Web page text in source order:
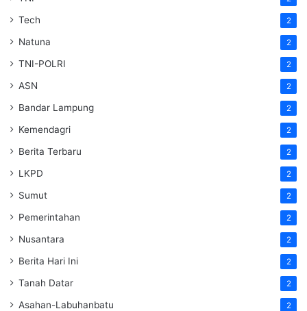
Tech 2
Natuna 2
TNI-POLRI 2
ASN 2
Bandar Lampung 2
Kemendagri 2
Berita Terbaru 2
LKPD 2
Sumut 2
Pemerintahan 2
Nusantara 2
Berita Hari Ini 2
Tanah Datar 2
Asahan-Labuhanbatu 2